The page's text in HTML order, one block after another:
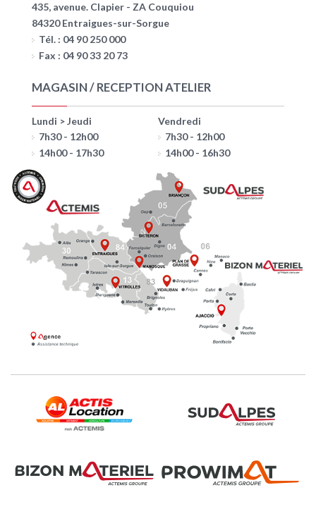
435, avenue. Clapier - ZA Couquiou
84320 Entraigues-sur-Sorgue
Tél. : 04 90 250 000
Fax : 04 90 33 20 73
MAGASIN / RECEPTION ATELIER
Lundi > Jeudi
7h30 - 12h00
14h00 - 17h30
Vendredi
7h30 - 12h00
14h00 - 16h30